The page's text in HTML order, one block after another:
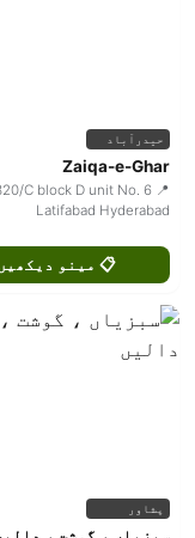
حیدرآباد
Zaiqa-e-Ghar
320/C block D unit No. 6
Latifabad Hyderabad
📋 مینو
پشاور